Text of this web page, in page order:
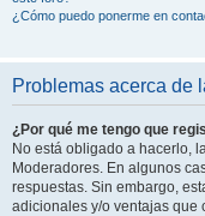
¿Cómo puedo ponerme en
Problemas acerca de
¿Por qué me tengo que
No está obligado a hacerlo,
Moderadores. En algunos
respuestas. Sin embargo,
adicionales y/o ventajas que